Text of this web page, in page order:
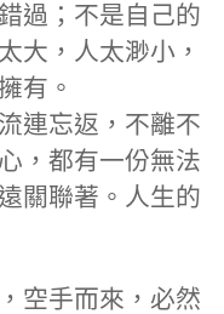
過；不是自己的
大，人太渺小，
有。
連忘返，不離不
，都有一份無法
關聯著。人生的
空手而來，必然